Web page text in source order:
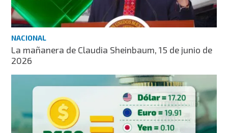
NACIONAL
La mañanera de Claudia Sheinbaum, 15 de junio de
2026